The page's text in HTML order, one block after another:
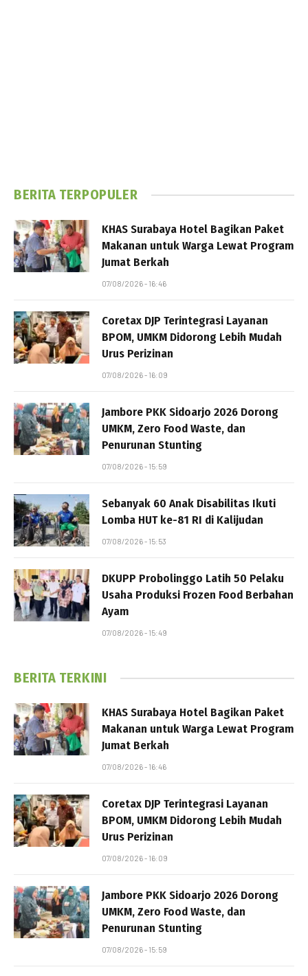
BERITA TERPOPULER
KHAS Surabaya Hotel Bagikan Paket
Makanan untuk Warga Lewat Program
Jumat Berkah
07/08/2026 - 16:46
Coretax DJP Terintegrasi Layanan
BPOM, UMKM Didorong Lebih Mudah
Urus Perizinan
07/08/2026 - 16:09
Jambore PKK Sidoarjo 2026 Dorong
UMKM, Zero Food Waste, dan
Penurunan Stunting
07/08/2026 - 15:59
Sebanyak 60 Anak Disabilitas Ikuti
Lomba HUT ke-81 RI di Kalijudan
07/08/2026 - 15:53
DKUPP Probolinggo Latih 50 Pelaku
Usaha Produksi Frozen Food Berbahan
Ayam
07/08/2026 - 15:49
BERITA TERKINI
KHAS Surabaya Hotel Bagikan Paket
Makanan untuk Warga Lewat Program
Jumat Berkah
07/08/2026 - 16:46
Coretax DJP Terintegrasi Layanan
BPOM, UMKM Didorong Lebih Mudah
Urus Perizinan
07/08/2026 - 16:09
Jambore PKK Sidoarjo 2026 Dorong
UMKM, Zero Food Waste, dan
Penurunan Stunting
07/08/2026 - 15:59